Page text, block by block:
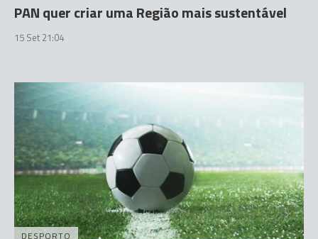
PAN quer criar uma Região mais sustentável
15 Set 21:04
DESPORTO